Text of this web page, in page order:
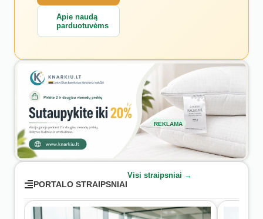
Apie naudą
parduotuvėms
REKLAMA
PORTALO STRAIPSNIAI
Visi straipsniai →